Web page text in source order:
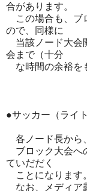
合があります。
この場合も、ブ
ので、同様に
当該ノード大会
会まで（十分
な時間の余裕を
●サッカー（ライ
各ノード長から
ブロック大会へ
ていだだく
ことになります。
なお、メディア